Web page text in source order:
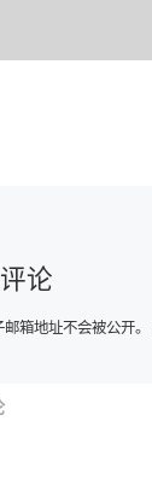
论
箱地址不会被公开。